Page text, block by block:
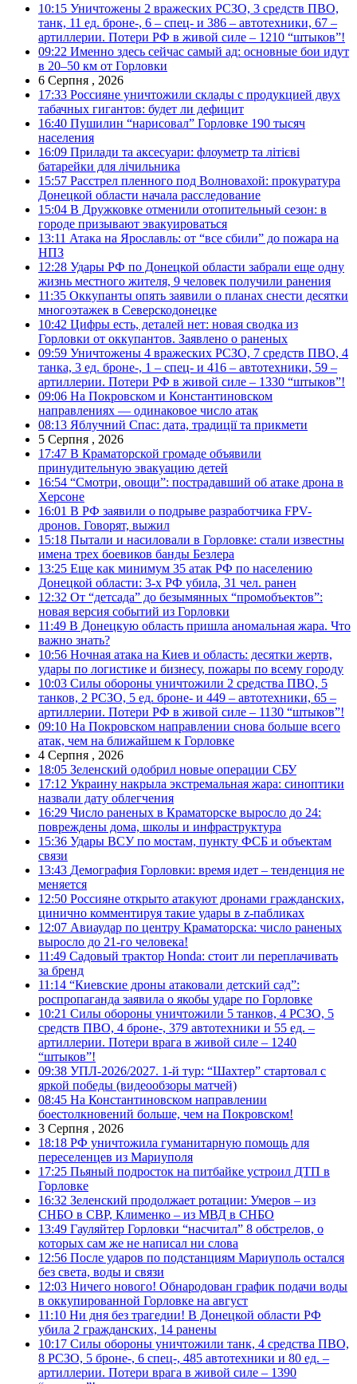
10:15 Уничтожены 2 вражеских РСЗО, 3 средств ПВО,
танк, 11 ед. броне-, 6 – спец- и 386 – автотехники, 67 –
артиллерии. Потери РФ в живой силе – 1210 “штыков”!
09:22 Именно здесь сейчас самый ад: основные бои идут
в 20–50 км от Горловки
6 Серпня , 2026
17:33 Россияне уничтожили склады с продукцией двух
табачных гигантов: будет ли дефицит
16:40 Пушилин “нарисовал” Горловке 190 тысяч
населения
16:09 Прилади та аксесуари: флоуметр та літієві
батарейки для лічильника
15:57 Расстрел пленного под Волновахой: прокуратура
Донецкой области начала расследование
15:04 В Дружковке отменили отопительный сезон: в
городе призывают эвакуироваться
13:11 Атака на Ярославль: от “все сбили” до пожара на
НПЗ
12:28 Удары РФ по Донецкой области забрали еще одну
жизнь местного жителя, 9 человек получили ранения
11:35 Оккупанты опять заявили о планах снести десятки
многоэтажек в Северскодонецке
10:42 Цифры есть, деталей нет: новая сводка из
Горловки от оккупантов. Заявлено о раненых
09:59 Уничтожены 4 вражеских РСЗО, 7 средств ПВО, 4
танка, 3 ед. броне-, 1 – спец- и 416 – автотехники, 59 –
артиллерии. Потери РФ в живой силе – 1330 “штыков”!
09:06 На Покровском и Константиновском
направлениях — одинаковое число атак
08:13 Яблучний Спас: дата, традиції та прикмети
5 Серпня , 2026
17:47 В Краматорской громаде объявили
принудительную эвакуацию детей
16:54 “Смотри, овощи”: пострадавший об атаке дрона в
Херсоне
16:01 В РФ заявили о подрыве разработчика FPV-
дронов. Говорят, выжил
15:18 Пытали и насиловали в Горловке: стали известны
имена трех боевиков банды Безлера
13:25 Еще как минимум 35 атак РФ по населению
Донецкой области: 3-х РФ убила, 31 чел. ранен
12:32 От “детсада” до безымянных “промобъектов”:
новая версия событий из Горловки
11:49 В Донецкую область пришла аномальная жара. Что
важно знать?
10:56 Ночная атака на Киев и область: десятки жертв,
удары по логистике и бизнесу, пожары по всему городу
10:03 Силы обороны уничтожили 2 средства ПВО, 5
танков, 2 РСЗО, 5 ед. броне- и 449 – автотехники, 65 –
артиллерии. Потери РФ в живой силе – 1130 “штыков”!
09:10 На Покровском направлении снова больше всего
атак, чем на ближайшем к Горловке
4 Серпня , 2026
18:05 Зеленский одобрил новые операции СБУ
17:12 Украину накрыла экстремальная жара: синоптики
назвали дату облегчения
16:29 Число раненых в Краматорске выросло до 24:
повреждены дома, школы и инфраструктура
15:36 Удары ВСУ по мостам, пункту ФСБ и объектам
связи
13:43 Демография Горловки: время идет – тенденция не
меняется
12:50 Россияне открыто атакуют дронами гражданских,
цинично комментируя такие удары в z-пабликах
12:07 Авиаудар по центру Краматорска: число раненых
выросло до 21-го человека!
11:49 Садовый трактор Honda: стоит ли переплачивать
за бренд
11:14 “Киевские дроны атаковали детский сад”:
роспропаганда заявила о якобы ударе по Горловке
10:21 Силы обороны уничтожили 5 танков, 4 РСЗО, 5
средств ПВО, 4 броне-, 379 автотехники и 55 ед. –
артиллерии. Потери врага в живой силе – 1240
“штыков”!
09:38 УПЛ-2026/2027. 1-й тур: “Шахтер” стартовал с
яркой победы (видеообзоры матчей)
08:45 На Константиновском направлении
боестолкновений больше, чем на Покровском!
3 Серпня , 2026
18:18 РФ уничтожила гуманитарную помощь для
переселенцев из Мариуполя
17:25 Пьяный подросток на питбайке устроил ДТП в
Горловке
16:32 Зеленский продолжает ротации: Умеров – из
СНБО в СВР, Клименко – из МВД в СНБО
13:49 Гауляйтер Горловки “насчитал” 8 обстрелов, о
которых сам же не написал ни слова
12:56 После ударов по подстанциям Мариуполь остался
без света, воды и связи
12:03 Ничего нового! Обнародован график подачи воды
в оккупированной Горловке на август
11:10 Ни дня без трагедии! В Донецкой области РФ
убила 2 гражданских, 14 ранены
10:17 Силы обороны уничтожили танк, 4 средства ПВО,
8 РСЗО, 5 броне-, 6 спец-, 485 автотехники и 80 ед. –
артиллерии. Потери врага в живой силе – 1390